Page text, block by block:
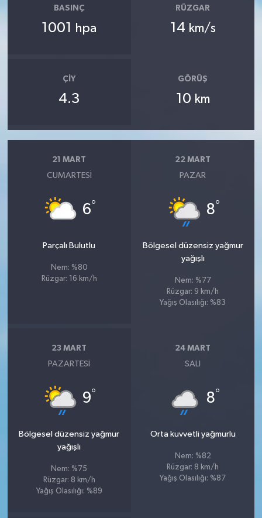
BASINÇ
1001 hpa
RÜZGAR
14 km/s
ÇIY
4.3
GÖRÜŞ
10 km
21 MART
CUMARTESI
6°
Parçalı Bulutlu
Nem: %80
Rüzgar: 16 km/h
22 MART
PAZAR
8°
Bölgesel düzensiz yağmur
yağışlı
Nem: %77
Rüzgar: 9 km/h
Yağış Olasılığı: %83
23 MART
PAZARTESI
9°
Bölgesel düzensiz yağmur
yağışlı
Nem: %75
Rüzgar: 8 km/h
Yağış Olasılığı: %89
24 MART
SALI
8°
Orta kuvvetli yağmurlu
Nem: %82
Rüzgar: 8 km/h
Yağış Olasılığı: %87